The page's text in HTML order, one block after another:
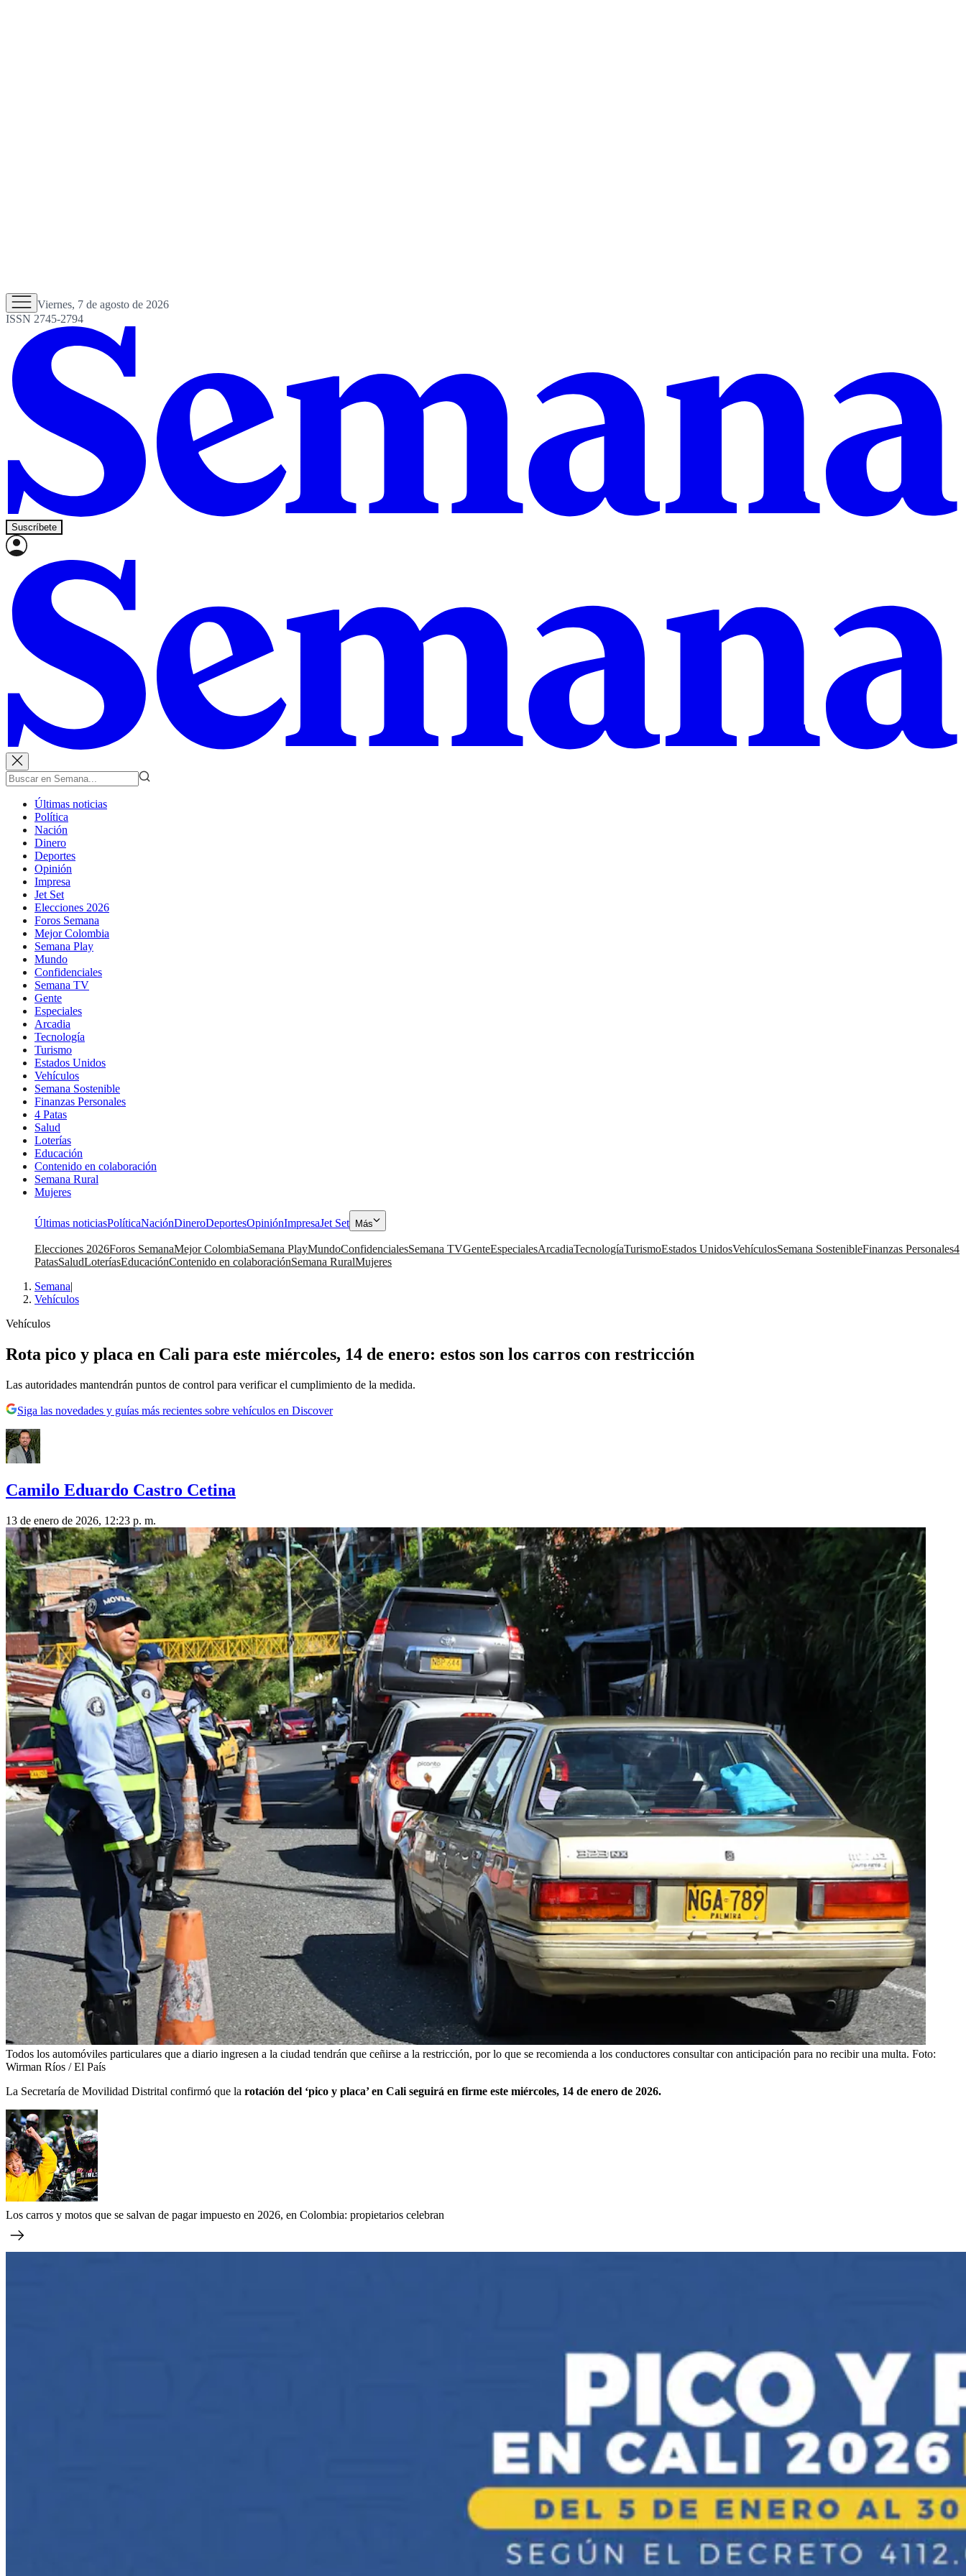
Viernes, 7 de agosto de 2026
ISSN 2745-2794
Suscríbete
Últimas noticias
Política
Nación
Dinero
Deportes
Opinión
Impresa
Jet Set
Elecciones 2026
Foros Semana
Mejor Colombia
Semana Play
Mundo
Confidenciales
Semana TV
Gente
Especiales
Arcadia
Tecnología
Turismo
Estados Unidos
Vehículos
Semana Sostenible
Finanzas Personales
4 Patas
Salud
Loterías
Educación
Contenido en colaboración
Semana Rural
Mujeres
Últimas noticiasPolíticaNaciónDineroDeportesOpiniónImpresaJet Set Más
Elecciones 2026Foros SemanaMejor ColombiaSemana PlayMundoConfidencialesSemana TVGenteEspecialesArcadiaTecnologíaTurismoEstados UnidosVehículosSemana SostenibleFinanzas Personales4
PatasSaludLoteríasEducaciónContenido en colaboraciónSemana RuralMujeres
Semana|
Vehículos
Vehículos
Rota pico y placa en Cali para este miércoles, 14 de enero: estos son los carros con restricción
Las autoridades mantendrán puntos de control para verificar el cumplimiento de la medida.
Siga las novedades y guías más recientes sobre vehículos en Discover
Camilo Eduardo Castro Cetina
13 de enero de 2026, 12:23 p. m.
Todos los automóviles particulares que a diario ingresen a la ciudad tendrán que ceñirse a la restricción, por lo que se recomienda a los conductores consultar con anticipación para no recibir una multa. Foto:
Wirman Ríos / El País
La Secretaría de Movilidad Distrital confirmó que la rotación del ‘pico y placa’ en Cali seguirá en firme este miércoles, 14 de enero de 2026.
Los carros y motos que se salvan de pagar impuesto en 2026, en Colombia: propietarios celebran